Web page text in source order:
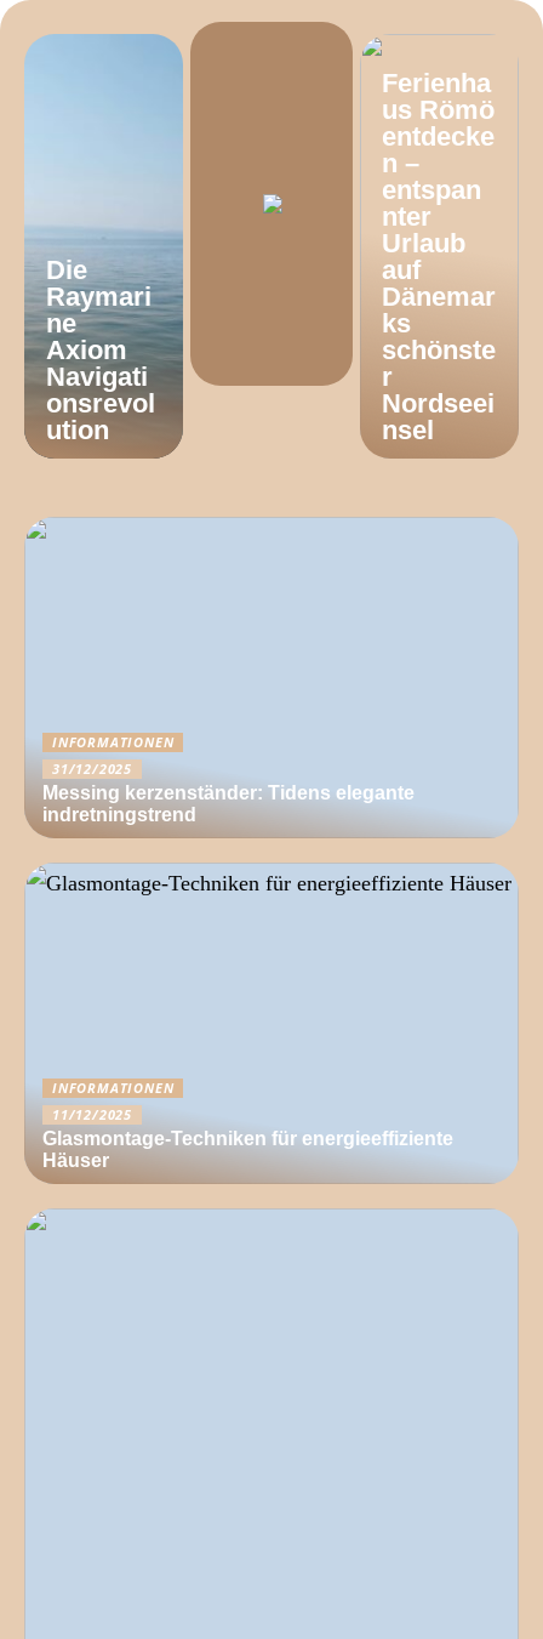
Die
Raymari
ne
Axiom
Navigati
onsrevol
ution
Ferienha
us Römö
entdecke
n –
entspan
nter
Urlaub
auf
Dänemar
ks
schönste
r
Nordseei
nsel
INFORMATIONEN
31/12/2025
Messing kerzenständer: Tidens elegante
indretningstrend
INFORMATIONEN
11/12/2025
Glasmontage-Techniken für energieeffiziente
Häuser